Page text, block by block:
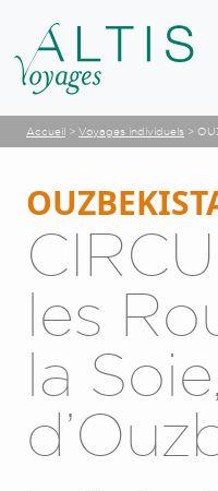
Accueil > Voyages individuels >
les
la